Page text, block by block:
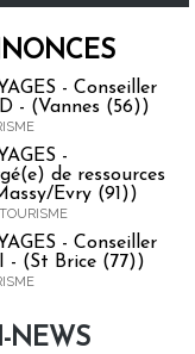
- Conseiller
- (Vannes (56))
-
de ressources
Evry (91))
- Conseiller
- (St Brice (77))
NEWS